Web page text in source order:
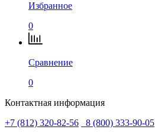
Избранное
0
Сравнение
0
Контактная информация
+7 (812) 320-82-56
8 (800) 333-90-05